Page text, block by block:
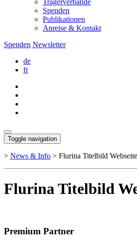
Trägerverbände
Spenden
Publikationen
Anreise & Kontakt
Spenden Newsletter
de
fr
Toggle navigation
> News & Info > Flurina Titelbild Webseite
Flurina Titelbild
Premium Partner